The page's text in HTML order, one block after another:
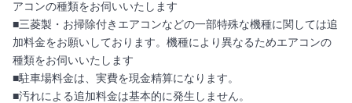
アコンの種類をお伺いいたします
■三菱製・お掃除付きエアコンなどの一部特殊な機種に関しては追
加料金をお願いしております。機種により異なるためエアコンの
種類をお伺いいたします
■駐車場料金は、実費を現金精算になります。
■汚れによる追加料金は基本的に発生しません。